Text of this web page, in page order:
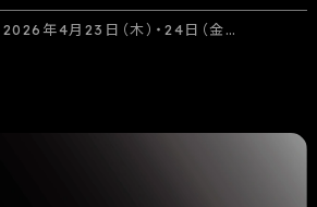
年4月23日（木）・24日（金…